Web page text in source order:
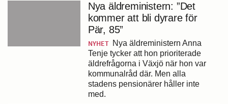
Nya äldreministern: ”Det
kommer att bli dyrare för
Pär, 85”
NYHET Nya äldreministern Anna
Tenje tycker att hon prioriterade
äldrefrågorna i Växjö när hon var
kommunalråd där. Men alla
stadens pensionärer håller inte
med.